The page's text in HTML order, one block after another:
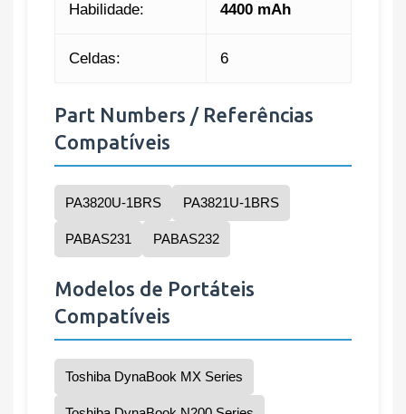
Habilidade: 4400 mAh
Celdas: 6
Part Numbers / Referências
Compatíveis
PA3820U-1BRS PA3821U-1BRS
PABAS231 PABAS232
Modelos de Portáteis
Compatíveis
Toshiba DynaBook MX Series